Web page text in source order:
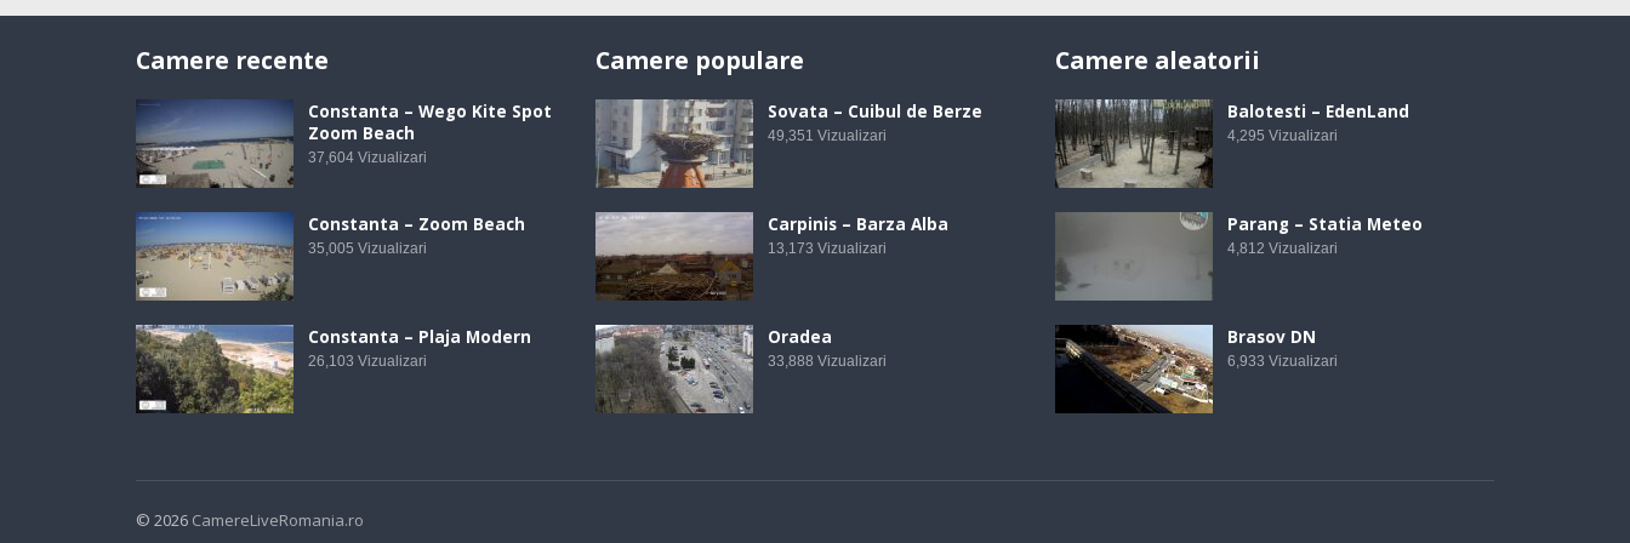
Camere recente
Constanta – Wego Kite Spot
Zoom Beach
37,604 Vizualizari
Constanta – Zoom Beach
35,005 Vizualizari
Constanta – Plaja Modern
26,103 Vizualizari
Camere populare
Sovata – Cuibul de Berze
49,351 Vizualizari
Carpinis – Barza Alba
13,173 Vizualizari
Oradea
33,888 Vizualizari
Camere aleatorii
Balotesti – EdenLand
4,295 Vizualizari
Parang – Statia Meteo
4,812 Vizualizari
Brasov DN
6,933 Vizualizari
© 2026 CamereLiveRomania.ro